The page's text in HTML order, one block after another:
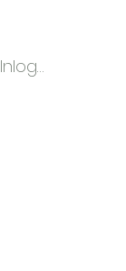
Inloggen